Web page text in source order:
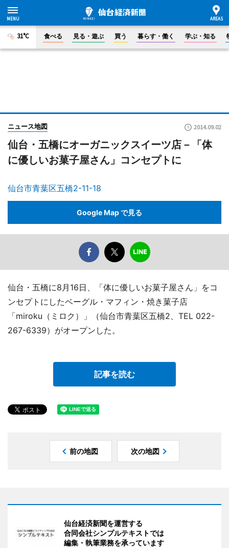
31°C 食べる 見る・遊ぶ 買う 暮らす・働く 学ぶ・知る
ニュース地図 2014.09.02
仙台・五橋にオーガニックスイーツ店－「体
に優しいお菓子屋さん」コンセプトに
仙台市青葉区五橋2-11-18
Google Map で見る
仙台・五橋に8月16日、「体に優しいお菓子屋さん」をコ
ンセプトにしたベーグル・マフィン・焼き菓子店
「miroku（ミロク）」（仙台市青葉区五橋2、TEL 022-
267-6339）がオープンした。
記事を読む
前の地図 次の地図
仙台経済新聞を運営する
合同会社シンプルテキストでは
編集・執筆業務を承っています